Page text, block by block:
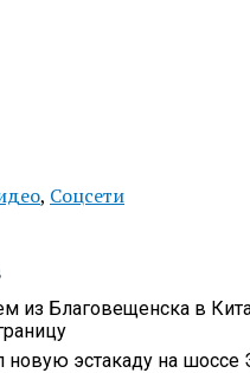
, Соцсети
из Благовещенска в
эстакаду на шоссе